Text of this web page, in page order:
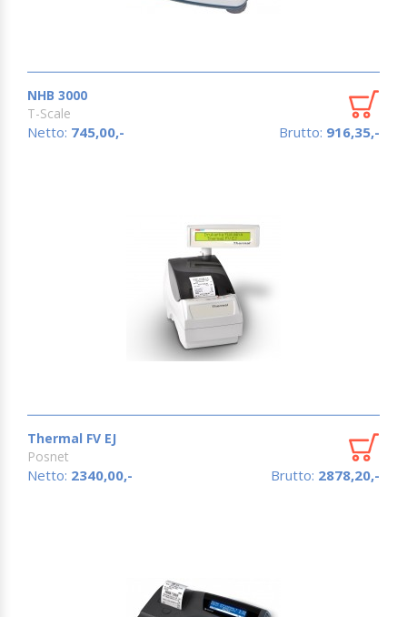
NHB 3000
T-Scale
Netto: 745,00,- Brutto: 916,35,-
Thermal FV EJ
Posnet
Netto: 2340,00,- Brutto: 2878,20,-